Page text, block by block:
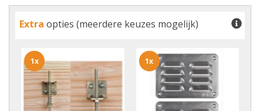
Extra opties (meerdere keuzes mogelijk)
1x 1x